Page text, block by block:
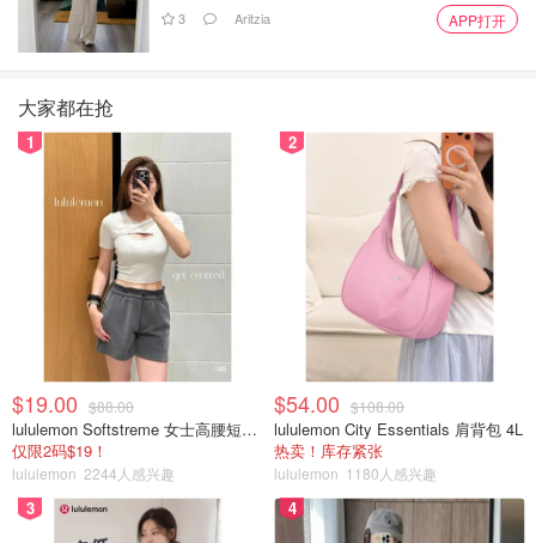
3 Aritzia APP打开
大家都在抢
1
$19.00 $88.00
lululemon Softstreme 女士高腰短裤 10cm
仅限2码$19！
lululemon 2244人感兴趣
2
$54.00 $108.00
lululemon City Essentials 肩背包 4L
热卖！库存紧张
lululemon 1180人感兴趣
3 4